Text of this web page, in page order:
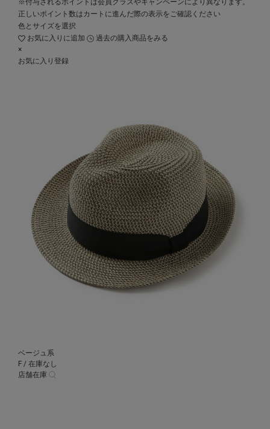
※付与されるポイントは会員クラスやキャンペーンにより異なります。
正しいポイント数はカートに進んだ際の表示をご確認ください
色とサイズを選択
お気に入りに追加
過去の購入商品をみる
×
お気に入り登録
ベージュ系
F / 在庫なし
店舗在庫